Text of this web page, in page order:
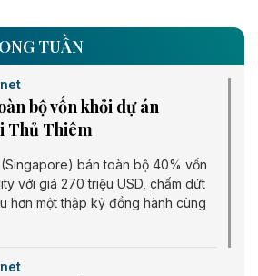
TUẦN
bộ vốn khỏi dự án
Thủ Thiêm
bán toàn bộ 40% vốn
với giá 270 triệu USD, chấm dứt
hơn một thập kỷ đồng hành cùng